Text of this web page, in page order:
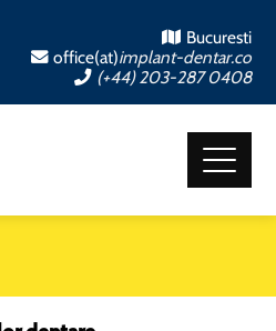
Bucuresti
office(at)implant-dentar.co
(+44) 203-287 0408